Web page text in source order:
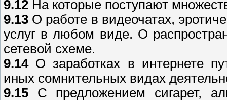
9.12 На которые поступают
9.13 О работе в видеочатах,
услуг в любом виде. О
сетевой схеме.
9.14О заработках в интернете
иных сомнительных видах
9.15 С предложением сигарет,